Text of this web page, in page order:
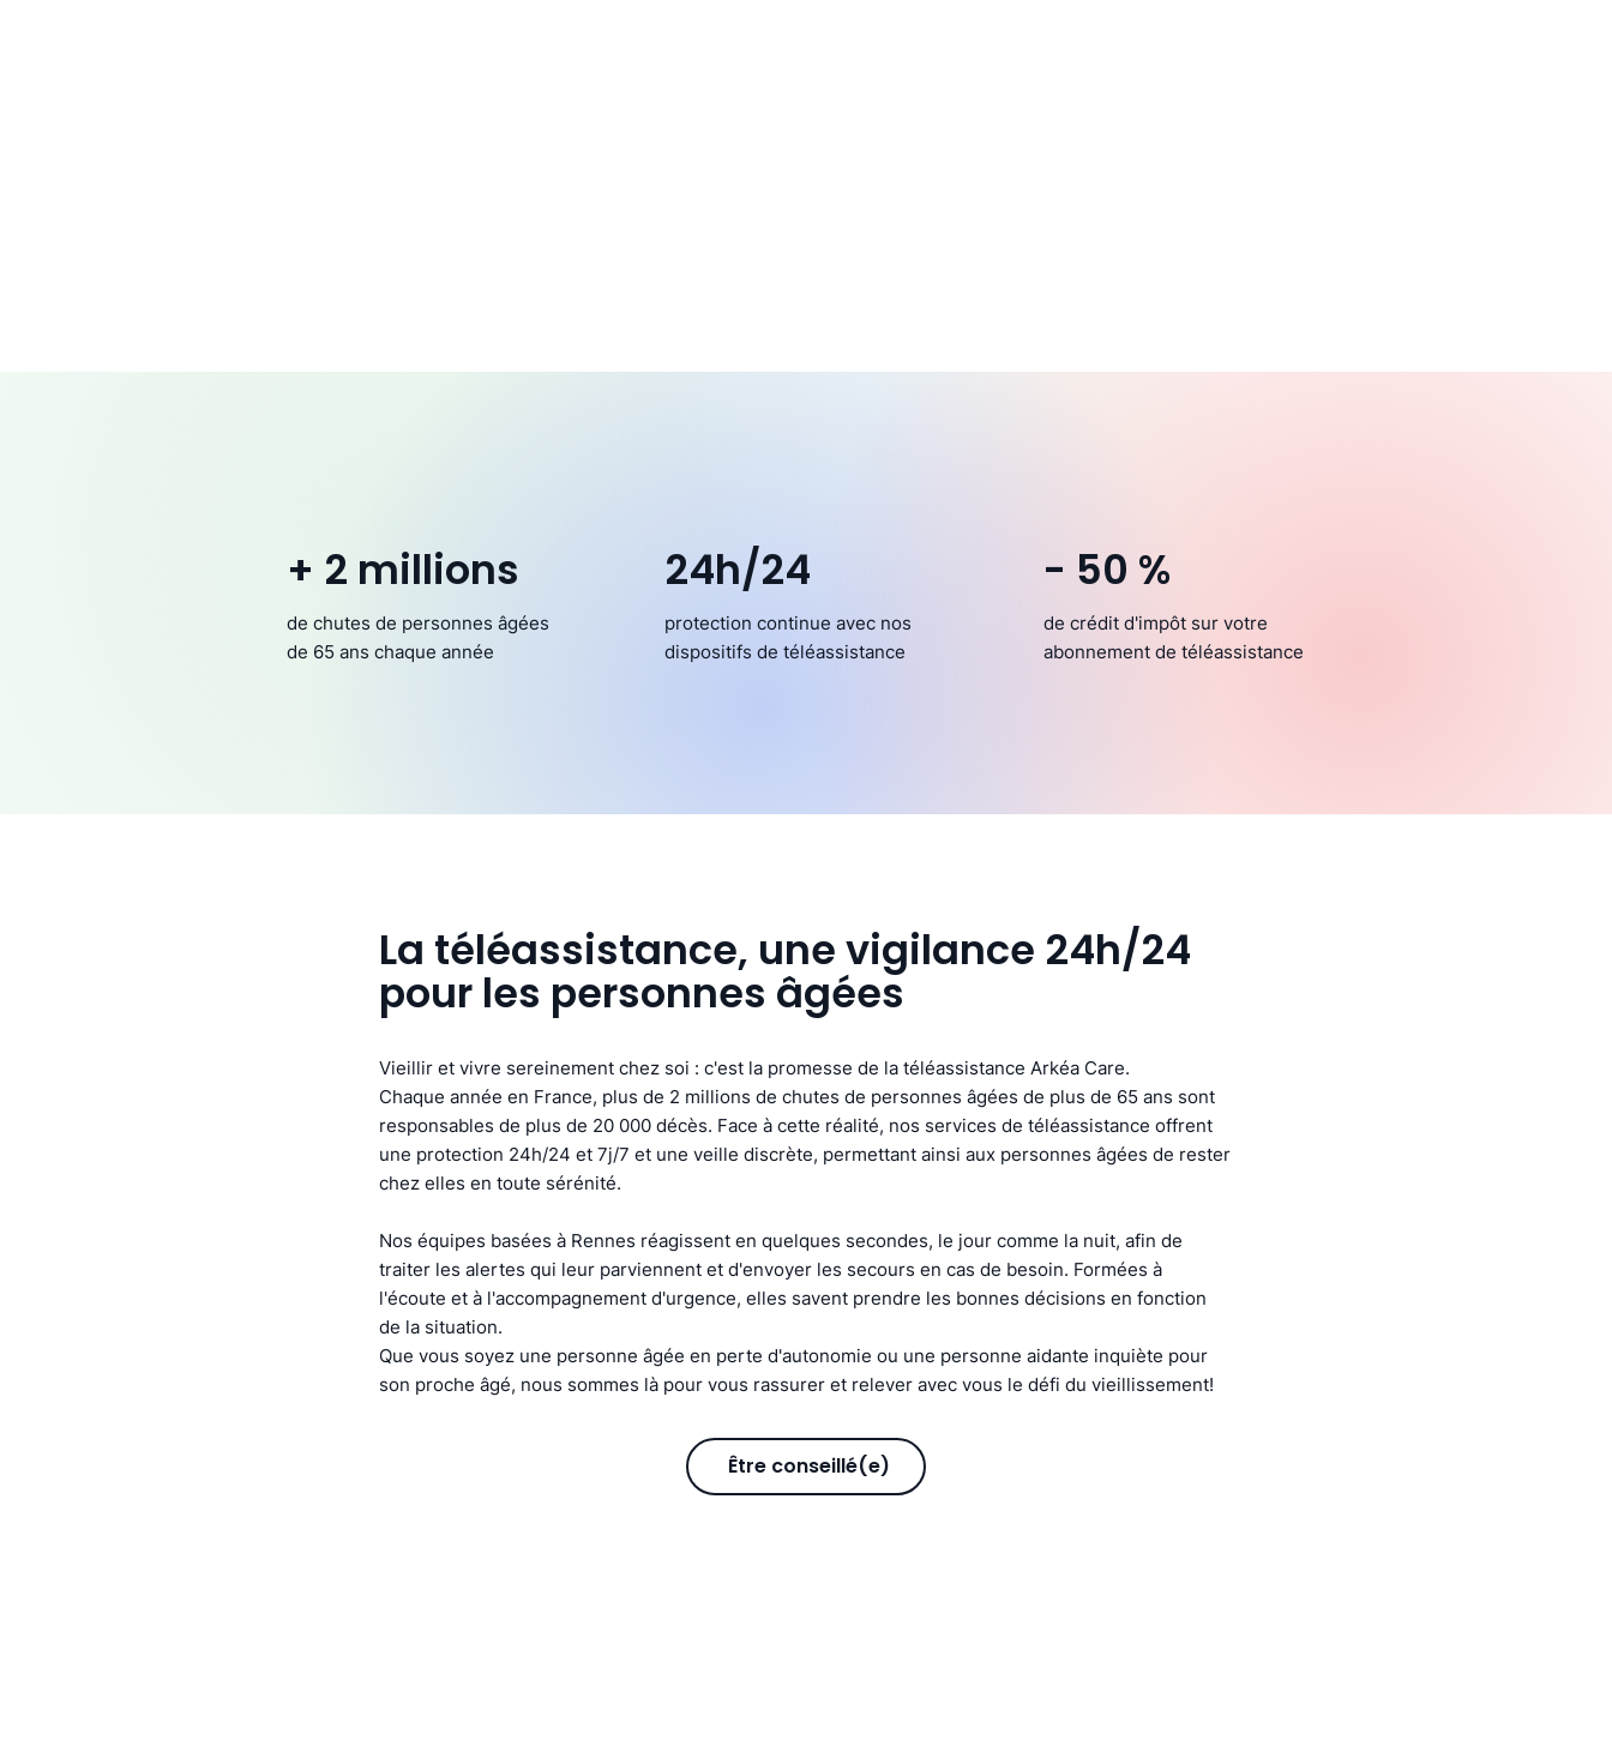
+ 2 millions
de chutes de personnes âgées
de 65 ans chaque année
24h/24
protection continue avec nos
dispositifs de téléassistance
- 50 %
de crédit d'impôt sur votre
abonnement de téléassistance
La téléassistance, une vigilance 24h/24
pour les personnes âgées
Vieillir et vivre sereinement chez soi : c'est la promesse de la téléassistance Arkéa Care.
Chaque année en France, plus de 2 millions de chutes de personnes âgées de plus de 65 ans sont
responsables de plus de 20 000 décès. Face à cette réalité, nos services de téléassistance offrent
une protection 24h/24 et 7j/7 et une veille discrète, permettant ainsi aux personnes âgées de rester
chez elles en toute sérénité.​
Nos équipes basées à Rennes réagissent en quelques secondes, le jour comme la nuit, afin de
traiter les alertes qui leur parviennent et d'envoyer les secours en cas de besoin. Formées à
l'écoute et à l'accompagnement d'urgence, elles savent prendre les bonnes décisions en fonction
de la situation.
Que vous soyez une personne âgée en perte d'autonomie ou une personne aidante inquiète pour
son proche âgé, nous sommes là pour vous rassurer et relever avec vous le défi du vieillissement!
Être conseillé(e)